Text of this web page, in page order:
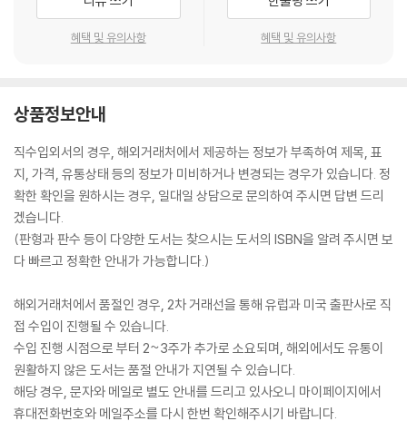
hanging the World's Economic Landscape? 215
36. New Ways of Working and Living in the Twenty-First Centu
혜택 및 유의사항 혜택 및 유의사항
상품정보안내
직수입외서의 경우, 해외거래처에서 제공하는 정보가 부족하여 제목, 표
지, 가격, 유통상태 등의 정보가 미비하거나 변경되는 경우가 있습니다. 정
확한 확인을 원하시는 경우, 일대일 상담으로 문의하여 주시면 답변 드리
겠습니다.
(판형과 판수 등이 다양한 도서는 찾으시는 도서의 ISBN을 알려 주시면 보
다 빠르고 정확한 안내가 가능합니다.)
해외거래처에서 품절인 경우, 2차 거래선을 통해 유럽과 미국 출판사로 직
접 수입이 진행될 수 있습니다.
수입 진행 시점으로 부터 2~3주가 추가로 소요되며, 해외에서도 유통이
원활하지 않은 도서는 품절 안내가 지연될 수 있습니다.
해당 경우, 문자와 메일로 별도 안내를 드리고 있사오니 마이페이지에서
휴대전화번호와 메일주소를 다시 한번 확인해주시기 바랍니다.